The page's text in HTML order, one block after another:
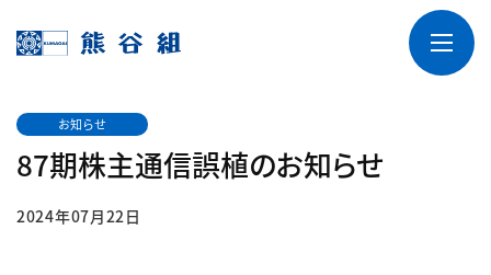
お知らせ
87期株主通信誤植のお知らせ
2024年07月22日